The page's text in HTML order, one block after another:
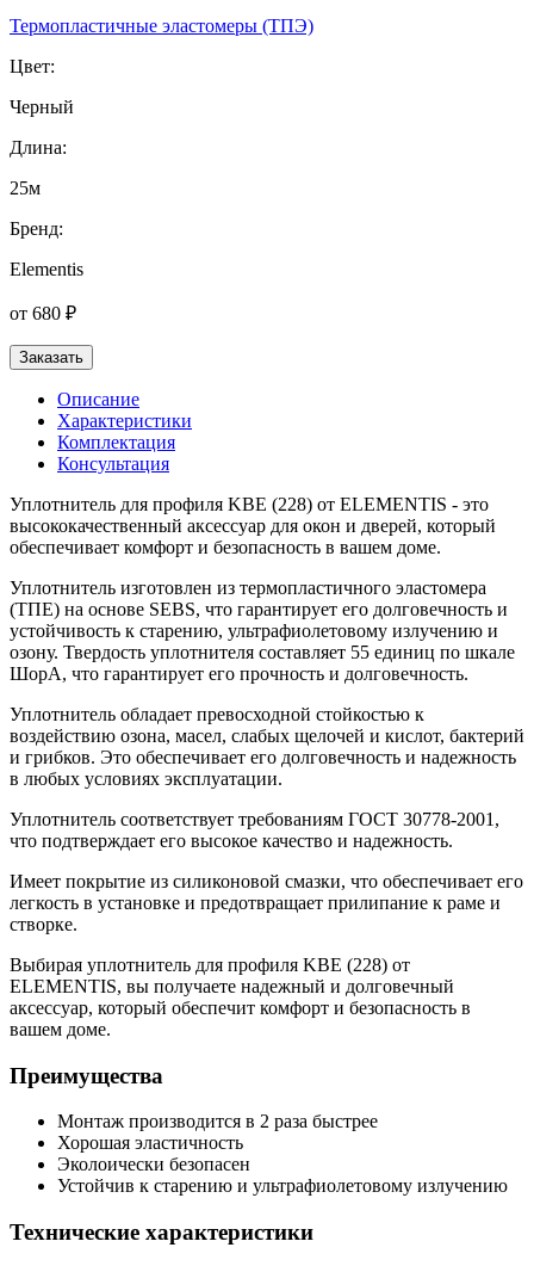
Термопластичные эластомеры (ТПЭ)
Цвет:
Черный
Длина:
25м
Бренд:
Elementis
от 680 ₽
Заказать
Описание
Характеристики
Комплектация
Консультация
Уплотнитель для профиля KBE (228) от ELEMENTIS - это
высококачественный аксессуар для окон и дверей, который
обеспечивает комфорт и безопасность в вашем доме.
Уплотнитель изготовлен из термопластичного эластомера
(ТПЕ) на основе SEBS, что гарантирует его долговечность и
устойчивость к старению, ультрафиолетовому излучению и
озону. Твердость уплотнителя составляет 55 единиц по шкале
ШорА, что гарантирует его прочность и долговечность.
Уплотнитель обладает превосходной стойкостью к
воздействию озона, масел, слабых щелочей и кислот, бактерий
и грибков. Это обеспечивает его долговечность и надежность
в любых условиях эксплуатации.
Уплотнитель соответствует требованиям ГОСТ 30778-2001,
что подтверждает его высокое качество и надежность.
Имеет покрытие из силиконовой смазки, что обеспечивает его
легкость в установке и предотвращает прилипание к раме и
створке.
Выбирая уплотнитель для профиля KBE (228) от
ELEMENTIS, вы получаете надежный и долговечный
аксессуар, который обеспечит комфорт и безопасность в
вашем доме.
Преимущества
Монтаж производится в 2 раза быстрее
Хорошая эластичность
Эколоически безопасен
Устойчив к старению и ультрафиолетовому излучению
Технические характеристики